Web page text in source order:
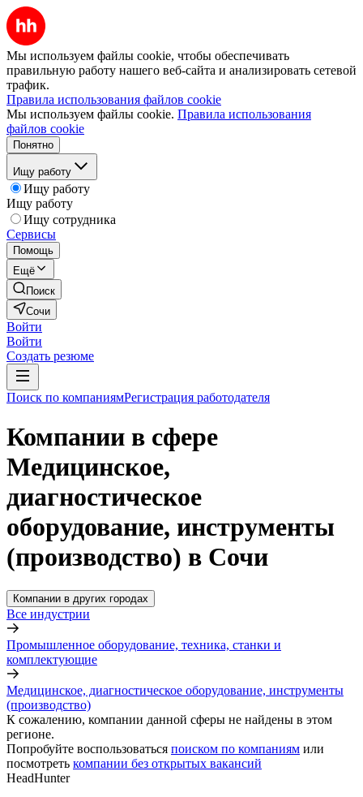
Мы используем файлы cookie, чтобы обеспечивать
правильную работу нашего веб-сайта и анализировать сетевой
трафик.
Правила использования файлов cookie
Мы используем файлы cookie. Правила использования
файлов cookie
Понятно
Ищу работу
Ищу работу
Ищу работу
Ищу сотрудника
Сервисы
Помощь
Ещё
Поиск
Сочи
Войти
Войти
Создать резюме
Поиск по компаниямРегистрация работодателя
Компании в сфере
Медицинское,
диагностическое
оборудование, инструменты
(производство) в Сочи
Компании в других городах
Все индустрии
Промышленное оборудование, техника, станки и
комплектующие
Медицинское, диагностическое оборудование, инструменты
(производство)
К сожалению, компании данной сферы не найдены в этом
регионе.
Попробуйте воспользоваться поиском по компаниям или
посмотреть компании без открытых вакансий
HeadHunter